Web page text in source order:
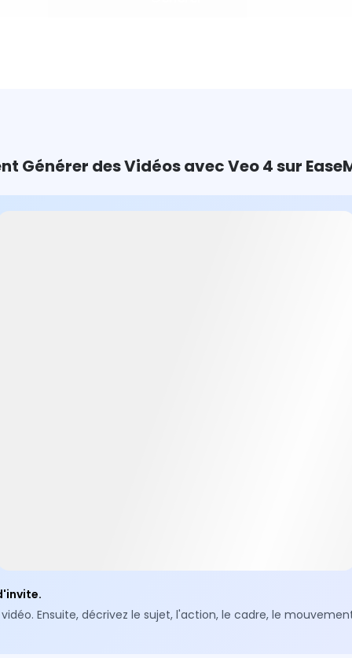
Générer des Vidéos avec Veo 4 sur
Ensuite, décrivez le sujet, l'action, le cadre, le